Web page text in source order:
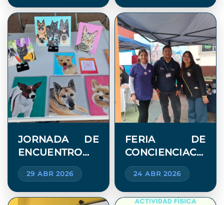
COMUNICACIÓN
JORNADA DE
ENCUENTRO
PARA EL DÍA
MUNDIAL DE
LA
29 ABR 2026
FERIA DE
CONCIENCIACIÓN
DEL AUTISMO
EN LICEO
TÉCNICO
24 ABR 2026